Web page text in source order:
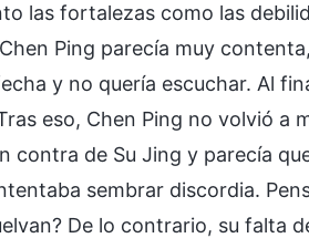
las fortalezas como las
Ping parecía muy
y no quería escuchar. Al
eso, Chen Ping no volvió a
contra de Su Jing y parecía
sembrar discordia.
De lo contrario, su falta